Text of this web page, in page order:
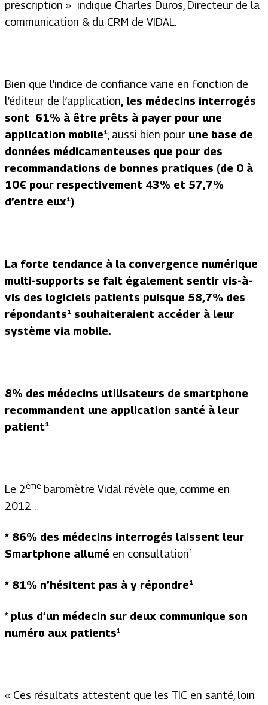
prescription » indique Charles Duros, Directeur de la
communication & du CRM de VIDAL.
Bien que l’indice de confiance varie en fonction de
l’éditeur de l’application, les médecins interrogés
sont 61% à être prêts à payer pour une
application mobile¹ , aussi bien pour une base de
données médicamenteuses que pour des
recommandations de bonnes pratiques (de 0 à
10€ pour respectivement 43% et 57,7%
d’entre eux¹).
La forte tendance à la convergence numérique
multi-supports se fait également sentir vis-à-
vis des logiciels patients puisque 58,7% des
répondants¹ souhaiteraient accéder à leur
système via mobile.
8% des médecins utilisateurs de smartphone
recommandent une application santé à leur
patient¹
Le 2ème baromètre Vidal révèle que, comme en
2012 :
* 86% des médecins interrogés laissent leur
Smartphone allumé en consultation¹
* 81% n’hésitent pas à y répondre¹
* plus d’un médecin sur deux communique son
numéro aux patients¹
« Ces résultats attestent que les TIC en santé, loin